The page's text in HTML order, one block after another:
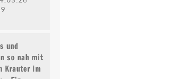
und
so nah mit
Krauter im